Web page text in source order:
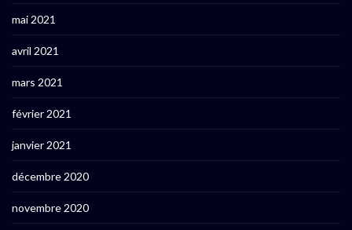
mai 2021
avril 2021
mars 2021
février 2021
janvier 2021
décembre 2020
novembre 2020